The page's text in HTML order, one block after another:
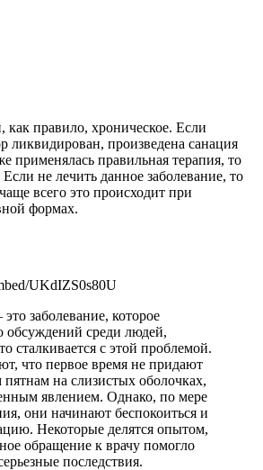
как правило, хроническое. Если
ликвидирован, произведена санация
применялась правильная терапия, то
не лечить данное заболевание, то
всего это происходит при
формах.
UKdIZS0s80U
заболевание, которое
обсуждений среди людей,
сталкивается с этой проблемой.
что первое время не придают
на слизистых оболочках,
явлением. Однако, по мере
они начинают беспокоиться и
Некоторые делятся опытом,
обращение к врачу помогло
последствия.